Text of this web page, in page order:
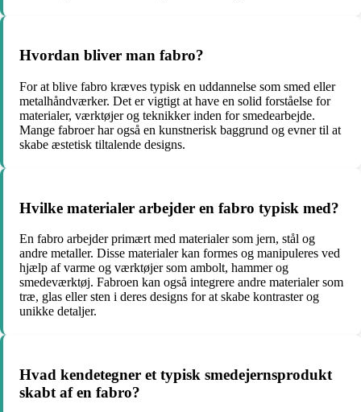
Hvordan bliver man fabro?
For at blive fabro kræves typisk en uddannelse som smed eller
metalhåndværker. Det er vigtigt at have en solid forståelse for
materialer, værktøjer og teknikker inden for smedearbejde.
Mange fabroer har også en kunstnerisk baggrund og evner til at
skabe æstetisk tiltalende designs.
Hvilke materialer arbejder en fabro typisk med?
En fabro arbejder primært med materialer som jern, stål og
andre metaller. Disse materialer kan formes og manipuleres ved
hjælp af varme og værktøjer som ambolt, hammer og
smedeværktøj. Fabroen kan også integrere andre materialer som
træ, glas eller sten i deres designs for at skabe kontraster og
unikke detaljer.
Hvad kendetegner et typisk smedejernsprodukt
skabt af en fabro?